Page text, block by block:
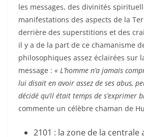
les messages, des divinités
manifestations des aspects de la
derrière des superstitions et des
il y a de la part de ce chamanisme
philosophiques assez éclairées sur
message : « L’homme n’a jamais
lui disait en avoir assez de ses abus,
décidé qu’il était temps de s’exprimer
commente un célèbre chaman de
2101 : la zone de la